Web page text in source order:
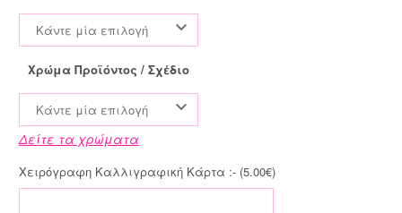
Κάντε μία επιλογή
Χρώμα Προϊόντος / Σχέδιο
Κάντε μία επιλογή
Δείτε τα χρώματα
Χειρόγραφη Καλλιγραφική Κάρτα :- (5.00€)